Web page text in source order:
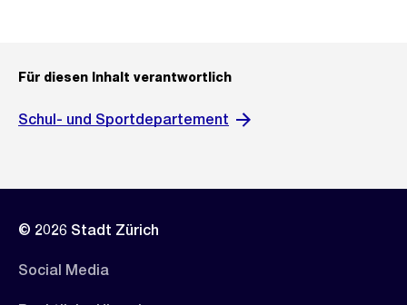
Für diesen Inhalt verantwortlich
Schul- und Sportdepartement
© 2026 Stadt Zürich
Social Media